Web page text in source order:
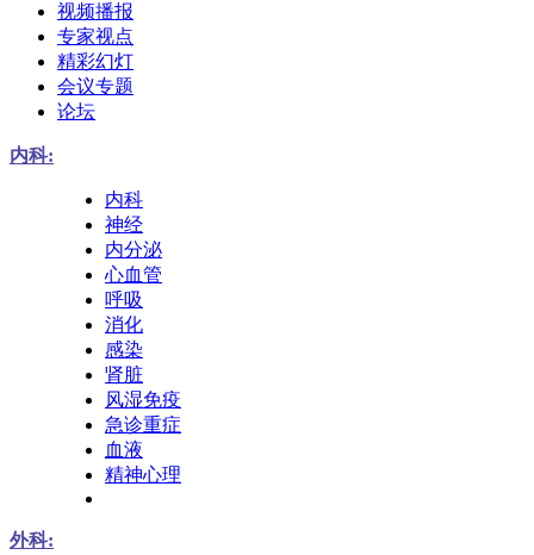
视频播报
专家视点
精彩幻灯
会议专题
论坛
内科:
内科
神经
内分泌
心血管
呼吸
消化
感染
肾脏
风湿免疫
急诊重症
血液
精神心理
外科: